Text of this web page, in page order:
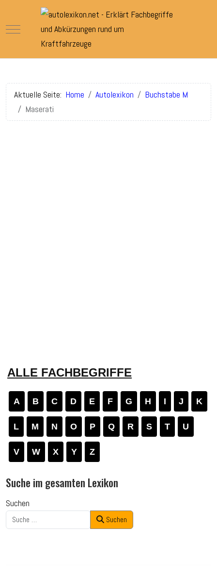
Mobile Menu Toggle
Aktuelle Seite: Home Autolexikon
Buchstabe M
Maserati
ALLE FACHBEGRIFFE
A B C D E F G H I J K
L M N O P Q R S T U
V W X Y Z
Suche im gesamten Lexikon
Suchen
Suchen